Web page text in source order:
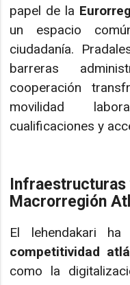
papel de la
un espacio
ciudadanía.
barreras
cooperación
movilidad
cualificaciones y
Infraestructuras
Macrorregión
El lehendakari
competitividad
como la